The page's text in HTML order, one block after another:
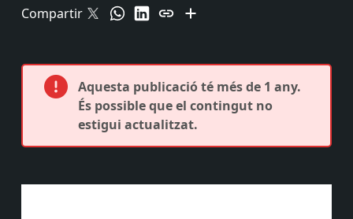
Compartir
Aquesta publicació té més de 1 any.
És possible que el contingut no
estigui actualitzat.